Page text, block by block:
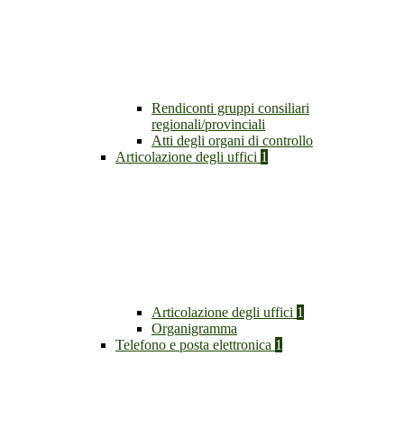
Rendiconti gruppi consiliari
regionali/provinciali
Atti degli organi di controllo
Articolazione degli uffici 1
Articolazione degli uffici 1
Organigramma
Telefono e posta elettronica 1